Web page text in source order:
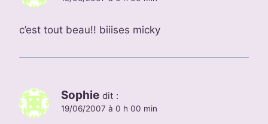
c’est tout beau!! biiises micky
Sophie dit :
19/06/2007 à 0 h 00 min